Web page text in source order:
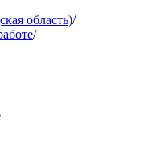
область)/
/